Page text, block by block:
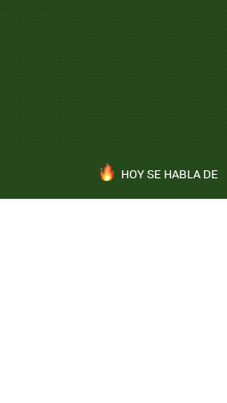
HOY SE HABLA DE